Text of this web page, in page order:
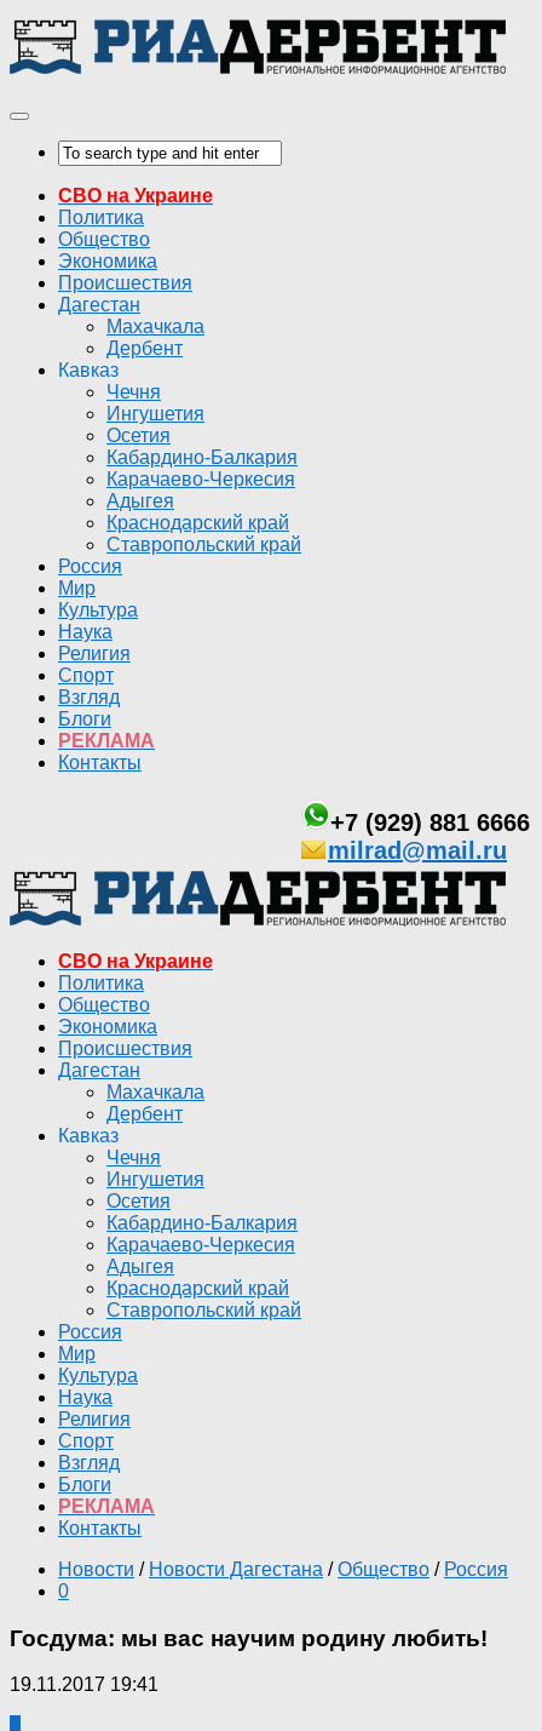
СВО на Украине
Политика
Общество
Экономика
Происшествия
Дагестан
Махачкала
Дербент
Кавказ
Чечня
Ингушетия
Осетия
Кабардино-Балкария
Карачаево-Черкесия
Адыгея
Краснодарский край
Ставропольский край
Россия
Мир
Культура
Наука
Религия
Спорт
Взгляд
Блоги
РЕКЛАМА
Контакты
+7 (929) 881 6666
milrad@mail.ru
СВО на Украине
Политика
Общество
Экономика
Происшествия
Дагестан
Махачкала
Дербент
Кавказ
Чечня
Ингушетия
Осетия
Кабардино-Балкария
Карачаево-Черкесия
Адыгея
Краснодарский край
Ставропольский край
Россия
Мир
Культура
Наука
Религия
Спорт
Взгляд
Блоги
РЕКЛАМА
Контакты
Новости / Новости Дагестана / Общество / Россия
0
Госдума: мы вас научим родину любить!
19.11.2017 19:41